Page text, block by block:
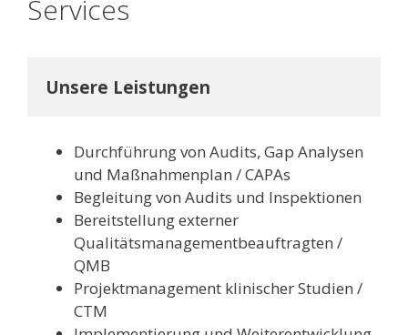
Services
Unsere Leistungen
Durchführung von Audits, Gap Analysen
und Maßnahmenplan / CAPAs
Begleitung von Audits und Inspektionen
Bereitstellung externer
Qualitätsmanagementbeauftragten /
QMB
Projektmanagement klinischer Studien /
CTM